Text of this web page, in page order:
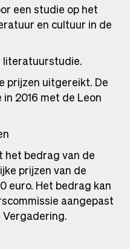
een studie op het
en cultuur in de
literatuurstudie.
prijzen uitgereikt. De
2016 met de Leon
het bedrag van de
prijzen van de
euro. Het bedrag kan
aangepast